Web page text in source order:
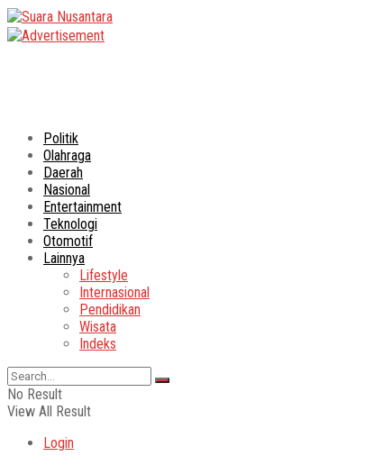
Politik
Olahraga
Daerah
Nasional
Entertainment
Teknologi
Otomotif
Lainnya
Lifestyle
Internasional
Pendidikan
Wisata
Indeks
No Result
View All Result
Login